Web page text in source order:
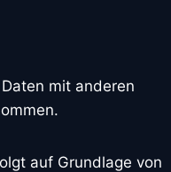
mit anderen
auf Grundlage von